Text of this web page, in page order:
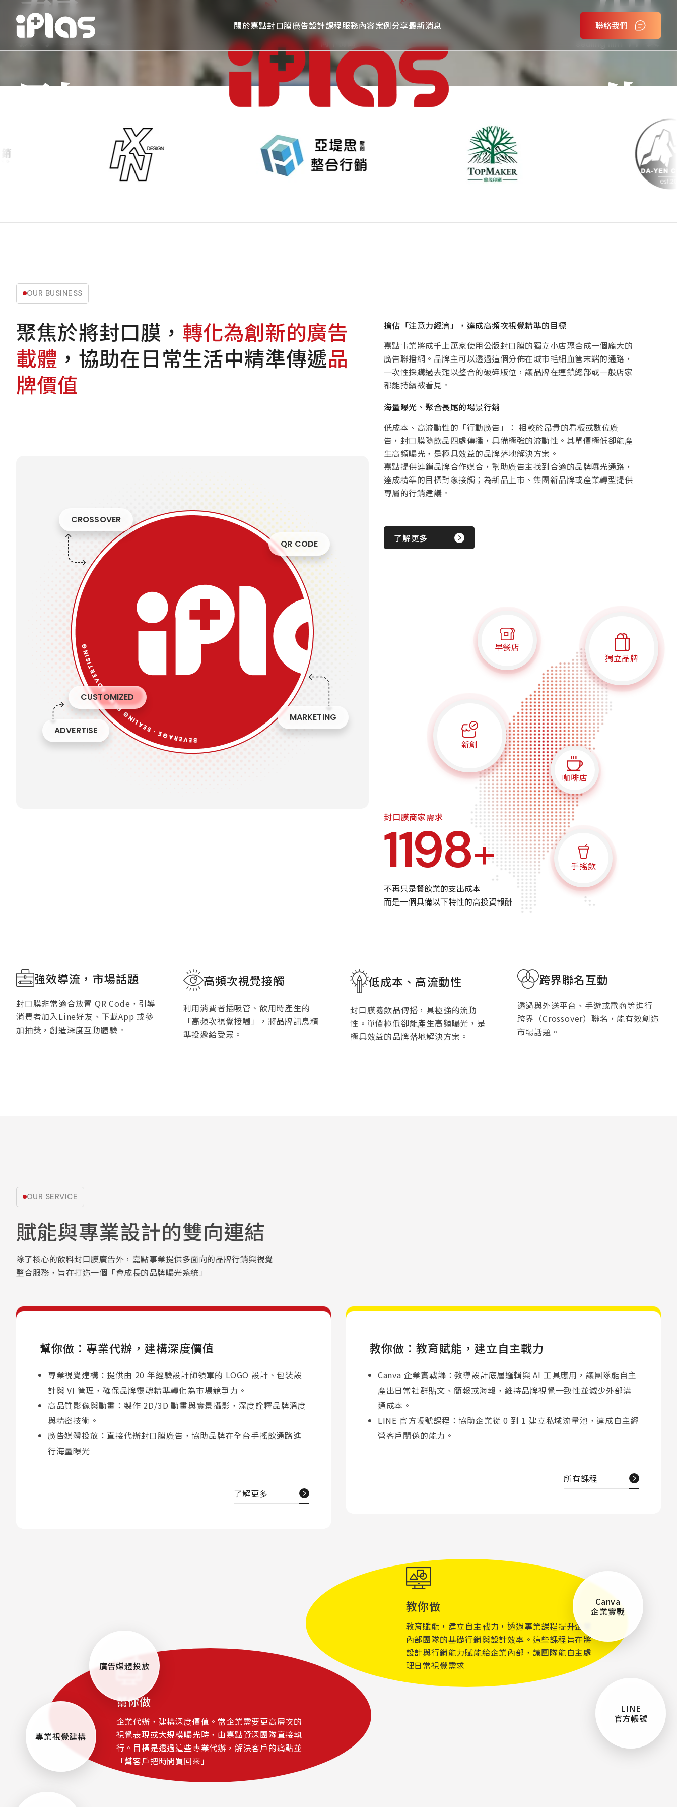
關於嘉點封口膜廣告
廣告封口膜
客製化封口膜
飲料封口膜
設計課程服務內容案例分享最新消息 聯絡我們
客製化封口膜
點
告
課程
教學TEACHING
SERVICES
封口膜
客製
向下滑動
OUR BUSINESS
聚焦於將封口膜， 轉化為創新的廣告
載體 ，協助在日常生活中精準傳遞品
牌價值
QR CODE
CROSSOVER
CUSTOMIZED
ADVERTISE
MARKETING
搶佔「注意力經濟」，達成高頻次視覺精準的目標
嘉點事業將成千上萬家使用公版封口膜的獨立小店聚合成一個龐大的
廣告聯播網。品牌主可以透過這個分佈在城市毛細血管末端的通路，
一次性採購過去難以整合的破碎版位，讓品牌在連鎖總部或一般店家
都能持續被看見。
海量曝光、聚合長尾的場景行銷
低成本、高流動性的「行動廣告」： 相較於昂貴的看板或數位廣
告，封口膜隨飲品四處傳播，具備極強的流動性。其單價極低卻能產
生高頻曝光，是極具效益的品牌落地解決方案。
嘉點提供連鎖品牌合作媒合，幫助廣告主找到合適的品牌曝光通路，
達成精準的目標對象接觸；為新品上市、集團新品牌或產業轉型提供
專屬的行銷建議。
了解更多
封口膜商家需求
1200+
不再只是餐飲業的支出成本
而是一個具備以下特性的高投資報酬
早餐店
獨立品牌
新創
咖啡店
手搖飲
強效導流，市場話題
封口膜非常適合放置 QR Code，引導
消費者加入Line好友、下載App 或參
加抽獎，創造深度互動體驗。
高頻次視覺接觸
利用消費者插吸管、飲用時產生的
「高頻次視覺接觸」，將品牌訊息精
準投遞給受眾。
低成本、高流動性
封口膜隨飲品傳播，具極強的流動
性。單價極低卻能產生高頻曝光，是
極具效益的品牌落地解決方案。
跨界聯名互動
透過與外送平台、手遊或電商等進行
跨界（Crossover）聯名，能有效創造
市場話題。
OUR SERVICE
賦能與專業設計的雙向連結
除了核心的飲料封口膜廣告外，嘉點事業提供多面向的品牌行銷與視覺
整合服務，旨在打造一個「會成長的品牌曝光系統」
幫你做：專業代辦，建構深度價值
專業視覺建構：提供由 20 年經驗設計師領軍的 LOGO 設計、包裝設
計與 VI 管理，確保品牌靈魂精準轉化為市場競爭力。
高品質影像與動畫：製作 2D/3D 動畫與實景攝影，深度詮釋品牌溫度
與精密技術。
廣告媒體投放：直接代辦封口膜廣告，協助品牌在全台手搖飲通路進
行海量曝光
了解更多
教你做：教育賦能，建立自主戰力
Canva 企業實戰課：教導設計底層邏輯與 AI 工具應用，讓團隊能自主
產出日常社群貼文、簡報或海報，維持品牌視覺一致性並減少外部溝
通成本。
LINE 官方帳號課程：協助企業從 0 到 1 建立私域流量池，達成自主經
營客戶關係的能力。
所有課程
幫你做
企業代辦，建構深度價值。當企業需要更高層次的
視覺表現或大規模曝光時，由嘉點資深團隊直接執
行。目標是透過這些專業代辦，解決客戶的痛點並
「幫客戶把時間買回來」
廣告媒體投放
專業視覺建構
教你做
教育賦能，建立自主戰力，透過專業課程提升企業
內部團隊的基礎行銷與設計效率。這些課程旨在將
設計與行銷能力賦能給企業內部，讓團隊能自主處
理日常視覺需求
LINE
官方帳號
Canva
企業實戰